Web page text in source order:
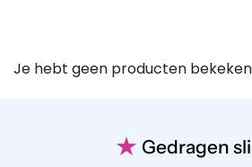
Je hebt geen producten
★ Gedragen